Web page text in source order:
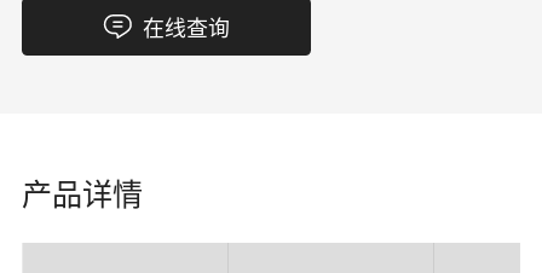
在线查询
产品详情